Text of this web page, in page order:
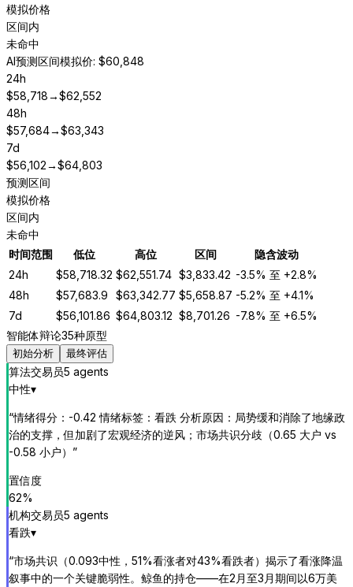
模拟价格
区间内
未命中
AI预测区间模拟价: $60,848
24h
$58,718→$62,552
48h
$57,684→$63,343
7d
$56,102→$64,803
预测区间
模拟价格
区间内
未命中
时间范围
低位 高位 区间
隐含波动
24h
$58,718.32 $62,551.74 $3,833.42 -3.5% 至 +2.8%
48h
$57,683.9 $63,342.77 $5,658.87 -5.2% 至 +4.1%
7d
$56,101.86 $64,803.12 $8,701.26 -7.8% 至 +6.5%
智能体辩论35种原型
初始分析 最终评估
算法交易员5 agents
中性▾
“情绪得分：-0.42 情绪标签：看跌 分析原因：局势缓和消除了地缘政
治的支撑，但加剧了宏观经济的逆风；市场共识分歧（0.65 大户 vs
-0.58 小户） ”
置信度
62%
机构交易员5 agents
看跌▾
“市场共识（0.093中性，51%看涨者对43%看跌者）揭示了看涨降温
叙事中的一个关键脆弱性。鲸鱼的持仓——在2月至3月期间以6万美